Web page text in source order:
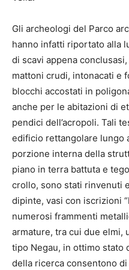
Gli archeologi del Parco
hanno infatti riportato alla
di scavi appena
mattoni crudi, intonacati e
blocchi accostati in
anche per le abitazioni di
pendici dell’acropoli. Tali
edificio rettangolare lungo
porzione interna della
piano in terra battuta e
crollo, sono stati rinvenuti
dipinte, vasi con iscrizioni
numerosi frammenti
armature, tra cui due elmi,
tipo Negau, in ottimo stato
della ricerca consentono